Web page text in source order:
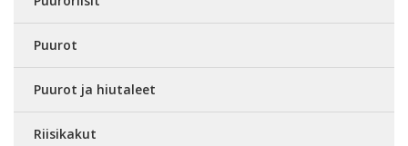
Puurot
Puurot ja hiutaleet
Riisikakut